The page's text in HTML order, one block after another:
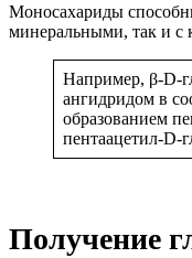
Моносахариды
минеральными, так и с
Например, β-D-
ангидридом в
образованием
пентаацетил-D-
Получение